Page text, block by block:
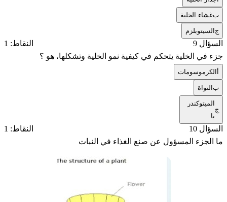
بغشاء الخلية
جالسيتوبلزم
السؤال 9
النقاط: 1
جزء في الخلية يتحكم في كيفية نمو الخلية وتشكلها، هو ؟
الكرموسومات
بالنواة
ج
الميتوكندر
يا
السؤال 10
النقاط: 1
ما الجزء المسؤول عن صنع الغذاء في النبات